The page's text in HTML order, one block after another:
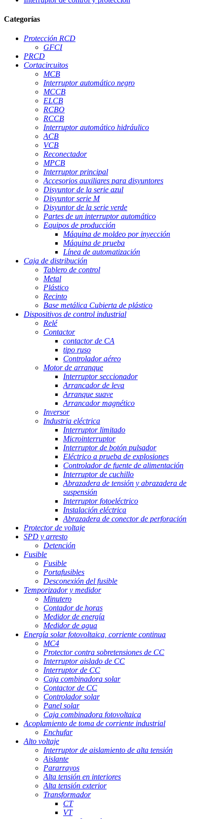
Categorías
Protección RCD
GFCI
PRCD
Cortacircuitos
MCB
Interruptor automático negro
MCCB
ELCB
RCBO
RCCB
Interruptor automático hidráulico
ACB
VCB
Reconectador
MPCB
Interruptor principal
Accesorios auxiliares para disyuntores
Disyuntor de la serie azul
Disyuntor serie M
Disyuntor de la serie verde
Partes de un interruptor automático
Equipos de producción
Máquina de moldeo por inyección
Máquina de prueba
Línea de automatización
Caja de distribución
Tablero de control
Metal
Plástico
Recinto
Base metálica Cubierta de plástico
Dispositivos de control industrial
Relé
Contactor
contactor de CA
tipo ruso
Controlador aéreo
Motor de arranque
Interruptor seccionador
Arrancador de leva
Arranque suave
Arrancador magnético
Inversor
Industria eléctrica
Interruptor limitado
Microinterruptor
Interruptor de botón pulsador
Eléctrico a prueba de explosiones
Controlador de fuente de alimentación
Interruptor de cuchillo
Abrazadera de tensión y abrazadera de
suspensión
Interruptor fotoeléctrico
Instalación eléctrica
Abrazadera de conector de perforación
Protector de voltaje
SPD y arresto
Detención
Fusible
Fusible
Portafusibles
Desconexión del fusible
Temporizador y medidor
Minutero
Contador de horas
Medidor de energía
Medidor de agua
Energía solar fotovoltaica, corriente continua
MC4
Protector contra sobretensiones de CC
Interruptor aislado de CC
Interruptor de CC
Caja combinadora solar
Contactor de CC
Controlador solar
Panel solar
Caja combinadora fotovoltaica
Acoplamiento de toma de corriente industrial
Enchufar
Alto voltaje
Interruptor de aislamiento de alta tensión
Aislante
Pararrayos
Alta tensión en interiores
Alta tensión exterior
Transformador
CT
VT